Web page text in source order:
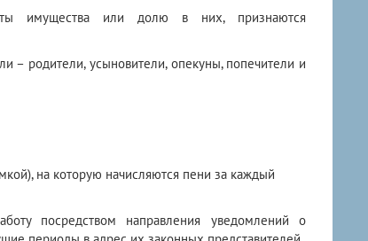
имущества или долю в них, признаются
– родители, усыновители, опекуны, попечители и
на которую начисляются пени за каждый
посредством направления уведомлений о